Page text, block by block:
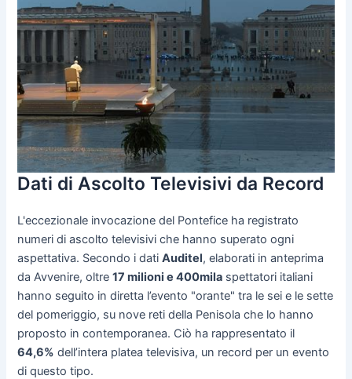
Dati di Ascolto Televisivi da Record
L'eccezionale invocazione del Pontefice ha registrato
numeri di ascolto televisivi che hanno superato ogni
aspettativa. Secondo i datiAuditel, elaborati in anteprima
da Avvenire, oltre17 milioni e 400mila spettatori italiani
hanno seguito in diretta l’evento "orante" tra le sei e le sette
del pomeriggio, su nove reti della Penisola che lo hanno
proposto in contemporanea. Ciò ha rappresentato il
64,6% dell’intera platea televisiva, un record per un evento
di questo tipo.